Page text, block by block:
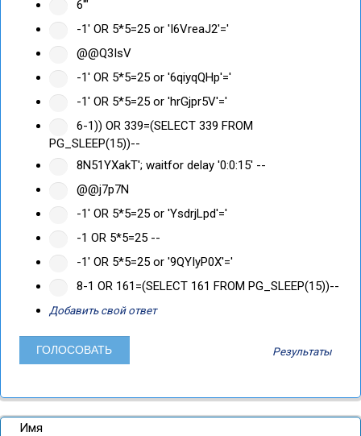
6'"
-1' OR 5*5=25 or 'I6VreaJ2'='
@@Q3IsV
-1' OR 5*5=25 or '6qiyqQHp'='
-1' OR 5*5=25 or 'hrGjpr5V'='
6-1)) OR 339=(SELECT 339 FROM
PG_SLEEP(15))--
8N51YXakT'; waitfor delay '0:0:15' --
@@j7p7N
-1' OR 5*5=25 or 'YsdrjLpd'='
-1 OR 5*5=25 --
-1' OR 5*5=25 or '9QYIyP0X'='
8-1 OR 161=(SELECT 161 FROM PG_SLEEP(15))--
Добавить свой ответ
Результаты
Имя